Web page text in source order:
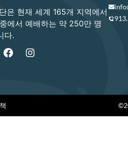
은 현재 세계 165개 지역에서
에서 예배하는 약 250만 명
다.